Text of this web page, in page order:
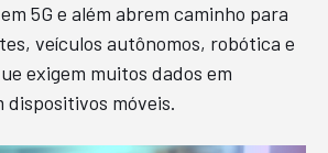
5G e além abrem caminho para
veículos autônomos, robótica e
exigem muitos dados em
dispositivos móveis.